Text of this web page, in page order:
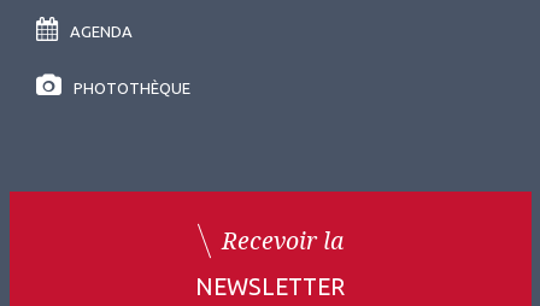
AGENDA
PHOTOTHÈQUE
Recevoir la
NEWSLETTER